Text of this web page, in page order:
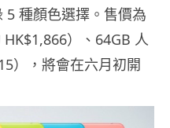
5 種顏色選擇。售價為
）、64GB 人
），將會在六月初開